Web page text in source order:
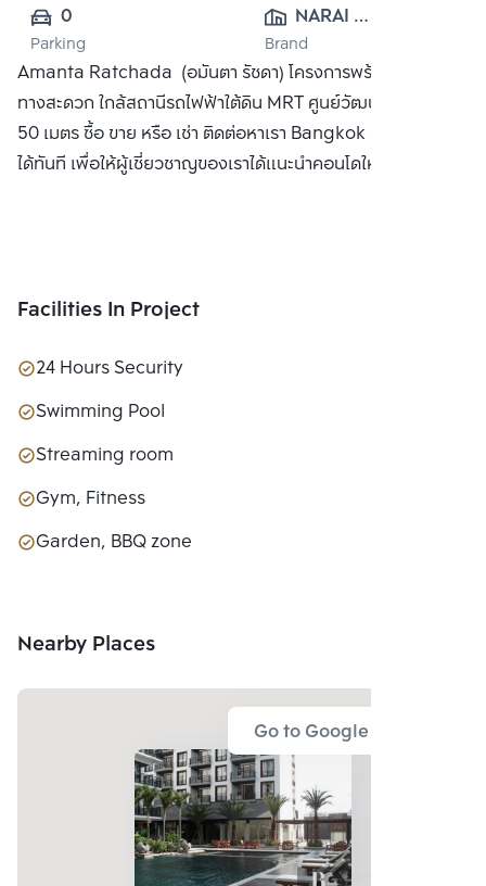
0
Parking
NARAI
PROPERTY CO.,
LTD.
Brand
Amanta Ratchada (อมันตา รัชดา) โครงการพร้อมอยู่เดิน
ทางสะดวก ใกล้สถานีรถไฟฟ้าใต้ดิน MRT ศูนย์วัฒนธรรมฯ เพียง
50 เมตร ซื้อ ขาย หรือ เช่า ติดต่อหาเรา Bangkok CitiSmart
ได้ทันที เพื่อให้ผู้เชี่ยวชาญของเราได้แนะนำคอนโดให้กับท่าน
Facilities In Project
24 Hours Security
Swimming Pool
Streaming room
Gym, Fitness
Garden, BBQ zone
Nearby Places
Go to Google Map